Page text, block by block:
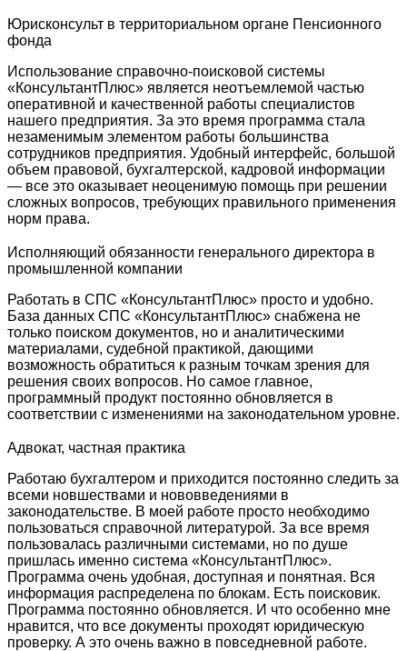
Юрисконсульт в территориальном органе Пенсионного
фонда
Использование справочно-поисковой системы
«КонсультантПлюс» является неотъемлемой частью
оперативной и качественной работы специалистов
нашего предприятия. За это время программа стала
незаменимым элементом работы большинства
сотрудников предприятия. Удобный интерфейс, большой
объем правовой, бухгалтерской, кадровой информации
— все это оказывает неоценимую помощь при решении
сложных вопросов, требующих правильного применения
норм права.
Исполняющий обязанности генерального директора в
промышленной компании
Работать в СПС «КонсультантПлюс» просто и удобно.
База данных СПС «КонсультантПлюс» снабжена не
только поиском документов, но и аналитическими
материалами, судебной практикой, дающими
возможность обратиться к разным точкам зрения для
решения своих вопросов. Но самое главное,
программный продукт постоянно обновляется в
соответствии с изменениями на законодательном уровне.
Адвокат, частная практика
Работаю бухгалтером и приходится постоянно следить за
всеми новшествами и нововведениями в
законодательстве. В моей работе просто необходимо
пользоваться справочной литературой. За все время
пользовалась различными системами, но по душе
пришлась именно система «КонсультантПлюс».
Программа очень удобная, доступная и понятная. Вся
информация распределена по блокам. Есть поисковик.
Программа постоянно обновляется. И что особенно мне
нравится, что все документы проходят юридическую
проверку. А это очень важно в повседневной работе.